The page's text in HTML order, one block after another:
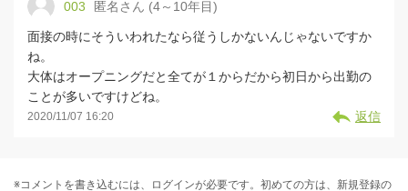
003 匿名さん (4～10年目)
面接の時にそういわれたなら従うしかないんじゃないですか
ね。
大体はオープニングだと全てが１からだから初日から出勤の
ことが多いですけどね。
2020/11/07 16:20 返信
※コメントを書き込むには、ログインが必要です。初めての方は、新規登録の